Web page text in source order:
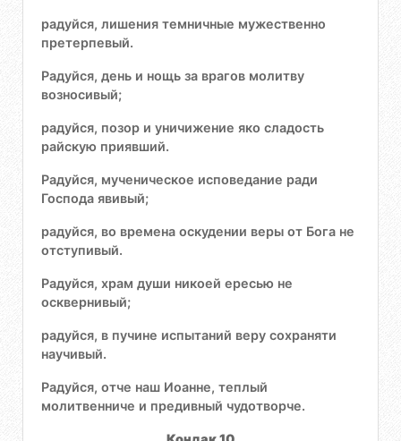
радуйся, лишения темничные мужественно
претерпевый.
Радуйся, день и нощь за врагов молитву
возносивый;
радуйся, позор и уничижение яко сладость
райскую приявший.
Радуйся, мученическое исповедание ради
Господа явивый;
радуйся, во времена оскудении веры от Бога не
отступивый.
Радуйся, храм души никоей ересью не
осквернивый;
радуйся, в пучине испытаний веру сохраняти
научивый.
Радуйся, отче наш Иоанне, теплый
молитвенниче и предивный чудотворче.